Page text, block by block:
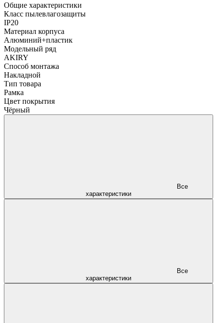
Общие характеристики
Класс пылевлагозащиты
IP20
Материал корпуса
Алюминий+пластик
Модельный ряд
AKIRY
Способ монтажа
Накладной
Тип товара
Рамка
Цвет покрытия
Чёрный
характеристики
характеристики